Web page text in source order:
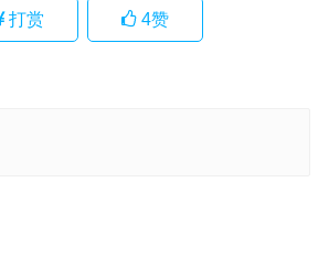
打赏 4赞